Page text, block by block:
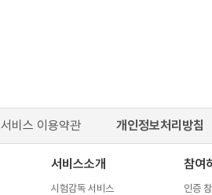
서비스 이용약관 개인정보처리방침
서비스소개
시험감독 서비스
참여
인증